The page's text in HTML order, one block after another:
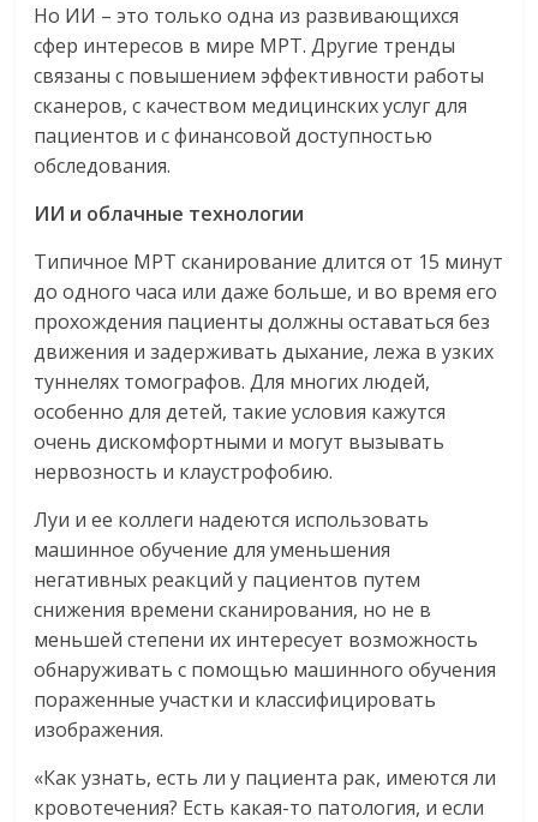
Но ИИ – это только одна из развивающихся
сфер интересов в мире МРТ. Другие тренды
связаны с повышением эффективности работы
сканеров, с качеством медицинских услуг для
пациентов и с финансовой доступностью
обследования.
ИИ и облачные технологии
Типичное МРТ сканирование длится от 15 минут
до одного часа или даже больше, и во время его
прохождения пациенты должны оставаться без
движения и задерживать дыхание, лежа в узких
туннелях томографов. Для многих людей,
особенно для детей, такие условия кажутся
очень дискомфортными и могут вызывать
нервозность и клаустрофобию.
Луи и ее коллеги надеются использовать
машинное обучение для уменьшения
негативных реакций у пациентов путем
снижения времени сканирования, но не в
меньшей степени их интересует возможность
обнаруживать с помощью машинного обучения
пораженные участки и классифицировать
изображения.
«Как узнать, есть ли у пациента рак, имеются ли
кровотечения? Есть какая-то патология, и если